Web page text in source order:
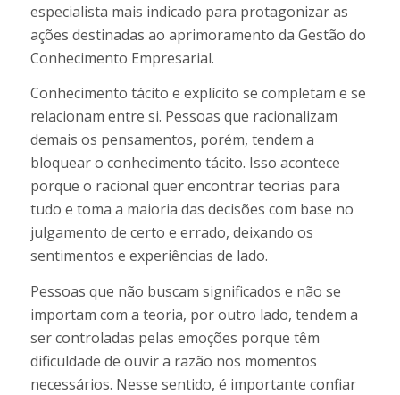
especialista mais indicado para protagonizar as
ações destinadas ao aprimoramento da Gestão do
Conhecimento Empresarial.
Conhecimento tácito e explícito se completam e se
relacionam entre si. Pessoas que racionalizam
demais os pensamentos, porém, tendem a
bloquear o conhecimento tácito. Isso acontece
porque o racional quer encontrar teorias para
tudo e toma a maioria das decisões com base no
julgamento de certo e errado, deixando os
sentimentos e experiências de lado.
Pessoas que não buscam significados e não se
importam com a teoria, por outro lado, tendem a
ser controladas pelas emoções porque têm
dificuldade de ouvir a razão nos momentos
necessários. Nesse sentido, é importante confiar